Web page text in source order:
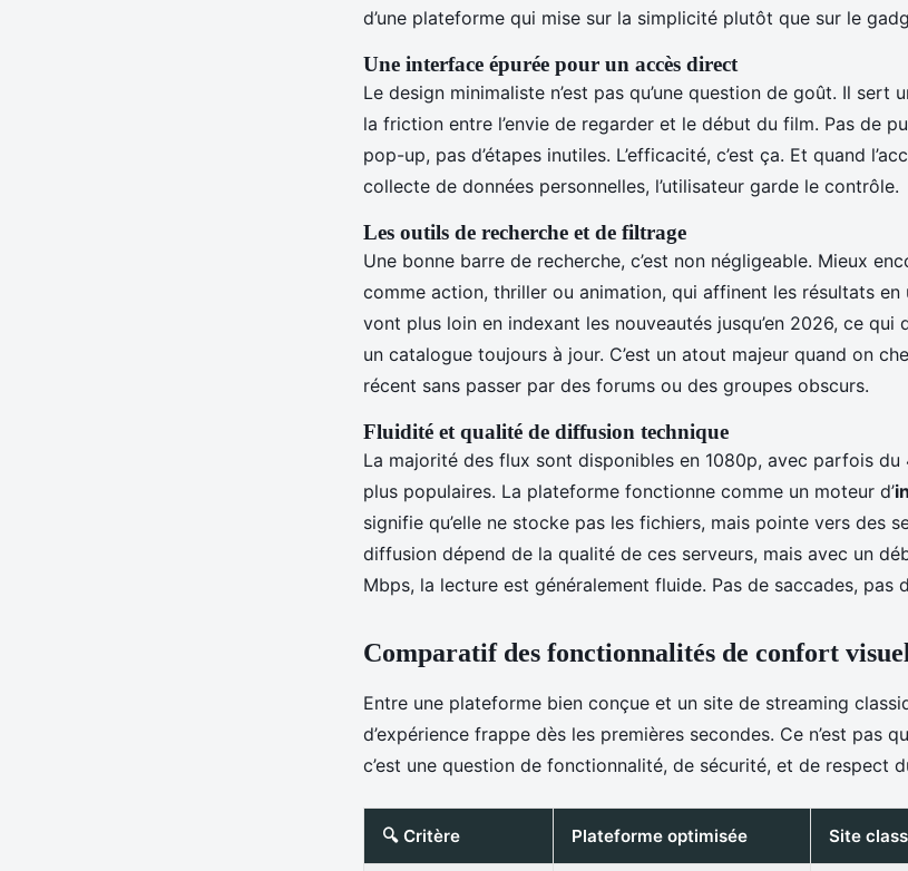
d’une plateforme qui mise sur la simplicité plutôt que sur le
Une interface épurée pour un accès direct
Le design minimaliste n’est pas qu’une question de goût. Il sert
la friction entre l’envie de regarder et le début du film. Pas de
pop-up, pas d’étapes inutiles. L’efficacité, c’est ça. Et quand
collecte de données personnelles, l’utilisateur garde le contrôle.
Les outils de recherche et de filtrage
Une bonne barre de recherche, c’est non négligeable. Mieux
comme action, thriller ou animation, qui affinent les résultats en
vont plus loin en indexant les nouveautés jusqu’en 2026, ce qui
un catalogue toujours à jour. C’est un atout majeur quand on
récent sans passer par des forums ou des groupes obscurs.
Fluidité et qualité de diffusion technique
La majorité des flux sont disponibles en 1080p, avec parfois du
plus populaires. La plateforme fonctionne comme un moteur d’
signifie qu’elle ne stocke pas les fichiers, mais pointe vers des
diffusion dépend de la qualité de ces serveurs, mais avec un
Mbps, la lecture est généralement fluide. Pas de saccades, pas
Comparatif des fonctionnalités de confort
Entre une plateforme bien conçue et un site de streaming
d’expérience frappe dès les premières secondes. Ce n’est pas
c’est une question de fonctionnalité, de sécurité, et de respect
🔍 Critère Plateforme optimisée Site